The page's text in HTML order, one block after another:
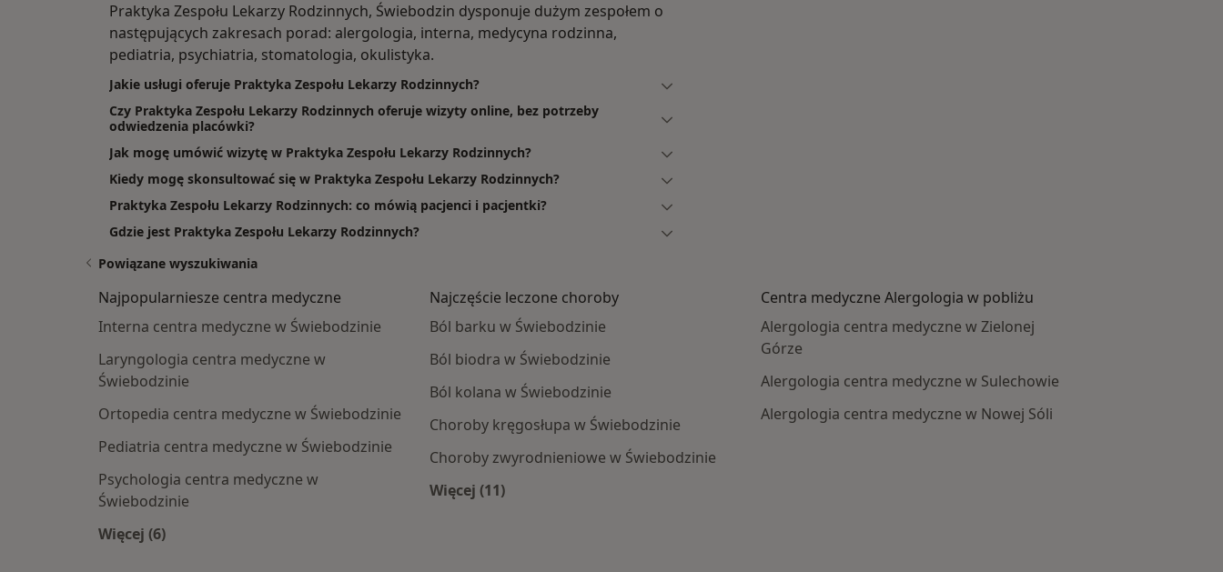
Praktyka Zespołu Lekarzy Rodzinnych, Świebodzin dysponuje dużym zespołem o
następujących zakresach porad: alergologia, interna, medycyna rodzinna,
pediatria, psychiatria, stomatologia, okulistyka.
Jakie usługi oferuje Praktyka Zespołu Lekarzy Rodzinnych?
Czy Praktyka Zespołu Lekarzy Rodzinnych oferuje wizyty online, bez potrzeby
odwiedzenia placówki?
Jak mogę umówić wizytę w Praktyka Zespołu Lekarzy Rodzinnych?
Kiedy mogę skonsultować się w Praktyka Zespołu Lekarzy Rodzinnych?
Praktyka Zespołu Lekarzy Rodzinnych: co mówią pacjenci i pacjentki?
Gdzie jest Praktyka Zespołu Lekarzy Rodzinnych?
Powiązane wyszukiwania
Najpopularniesze centra medyczne
Interna centra medyczne w Świebodzinie
Laryngologia centra medyczne w
Świebodzinie
Ortopedia centra medyczne w Świebodzinie
Pediatria centra medyczne w Świebodzinie
Psychologia centra medyczne w
Świebodzinie
Więcej (6)
Najczęście leczone choroby
Ból barku w Świebodzinie
Ból biodra w Świebodzinie
Ból kolana w Świebodzinie
Choroby kręgosłupa w Świebodzinie
Choroby zwyrodnieniowe w Świebodzinie
Więcej (11)
Centra medyczne Alergologia w pobliżu
Alergologia centra medyczne w Zielonej
Górze
Alergologia centra medyczne w Sulechowie
Alergologia centra medyczne w Nowej Sóli